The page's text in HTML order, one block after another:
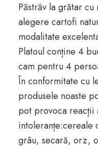
Păstrăv la grătar
alegere cartofi
modalitate
Platoul conține 4
cam pentru 4
În conformitate cu
produsele noaste
pot provoca reacții
intoleranțe:cereale
grâu, secară, orz,